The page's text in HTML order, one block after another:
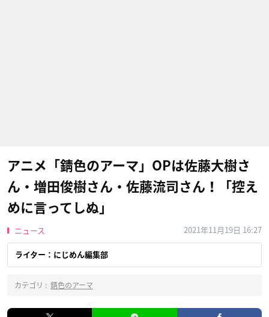
アニメ「錆色のアーマ」OPは佐藤大樹さ
ん・増田俊樹さん・佐藤流司さん！「控え
めに言ってしぬ」
ニュース 2021年11月19日 16:27
ライター：にじめん編集部
カテゴリ : 錆色のアーマ